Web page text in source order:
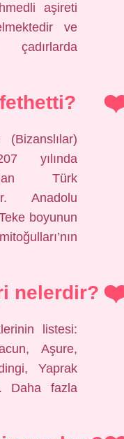
aşireti
ve
çadırlarda
yılında
Türk
Anadolu
boyunun
nelerdir?
listesi:
Aşure,
Yaprak
Daha fazla